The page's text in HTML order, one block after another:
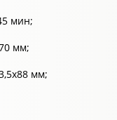
мин;
мм;
мм;